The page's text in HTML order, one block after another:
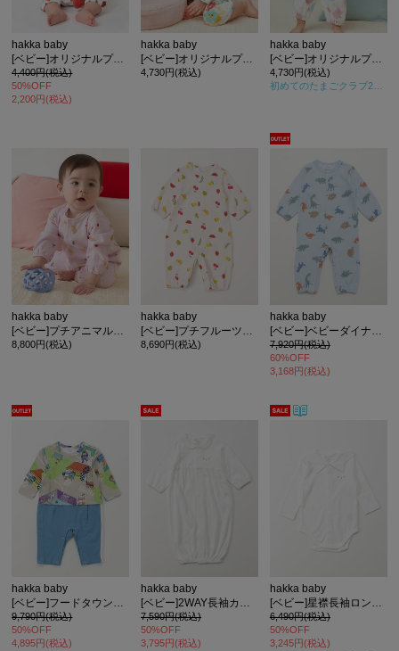
hakka baby
[ベビー]オリジナルプリント半袖2WAYカバーオール
4,400円(税込)
50%OFF
2,200円(税込)
hakka baby
[ベビー]オリジナルプリント長袖2WAYカバーオール
4,730円(税込)
hakka baby
[ベビー]オリジナルプリント長袖2WAYカバーオール
4,730円(税込)
初めてのたまごクラブ2024年冬号
hakka baby
[ベビー]プチアニマルプリントミニ裏毛カバーオール
8,800円(税込)
hakka baby
[ベビー]プチフルーツプリントカバーオール
8,690円(税込)
hakka baby
[ベビー]ベビーダイナソープリントミニ裏毛カバーオール
7,920円(税込)
60%OFF
3,168円(税込)
hakka baby
[ベビー]フードタウンプリント長袖カバーオール
9,790円(税込)
50%OFF
4,895円(税込)
hakka baby
[ベビー]2WAY長袖カバーオール
7,590円(税込)
50%OFF
3,795円(税込)
hakka baby
[ベビー]星襟長袖ロンパース
6,490円(税込)
50%OFF
3,245円(税込)